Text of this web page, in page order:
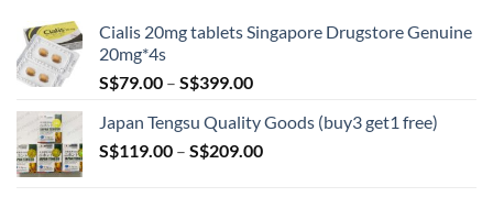
Cialis 20mg tablets Singapore Drugstore Genuine
20mg*4s
S$79.00 – S$399.00Price
S$79.00
through
Japan Tengsu Quality Goods (buy3 get1 free)
S$119.00 – S$209.00Price